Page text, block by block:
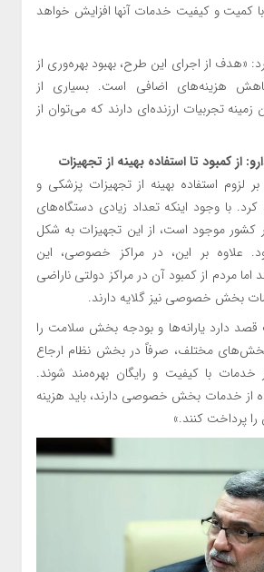
با کمیت و کیفیت خدمات آنها افزایش خواهد
«هدف از اجرای این طرح، بهبود بهره‌وری از
هزینه‌های اضافی است. بسیاری از
تجربیات ارزنده‌ای دارند که می‌توان از
کمبود تا استفاده بهینه از تجهیزات
لزوم استفاده بهینه از تجهیزات پزشکی و
کرد. با وجود اینکه تعداد زیادی دستگاه‌های
موجود است، از این تجهیزات به شکل
علاوه بر این، در مراکز خصوصی، این
مردم از کمبود آن در مراکز دولتی ناراضی
بخش خصوصی نیز گلایه دارند.
دارد یارانه‌ها و بودجه بخش سلامت را
مختلف، صرفاً در بخش نظام ارجاع
خدمات با کیفیت و رایگان بهره‌مند شوند.
از خدمات بخش خصوصی دارند، باید هزینه
را پرداخت کنند.»